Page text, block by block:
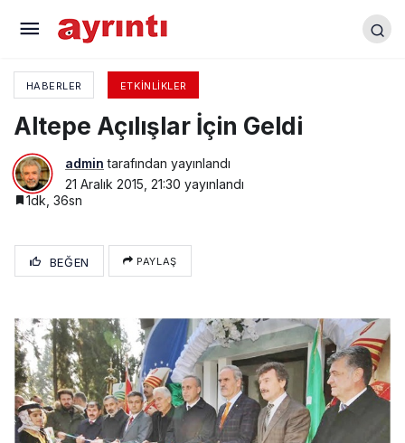
HABERLER ETKINLIKLER
Altepe Açılışlar İçin Geldi
admin tarafından yayınlandı
21 Aralık 2015, 21:30 yayınlandı
1dk, 36sn
BEĞEN PAYLAŞ
Bursaspor’a Taraftar Tepkisi